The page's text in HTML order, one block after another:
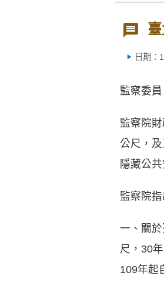
日期：
監察委
監察院
公尺，
隱藏公
監察院指
一、關
尺，30
109年起